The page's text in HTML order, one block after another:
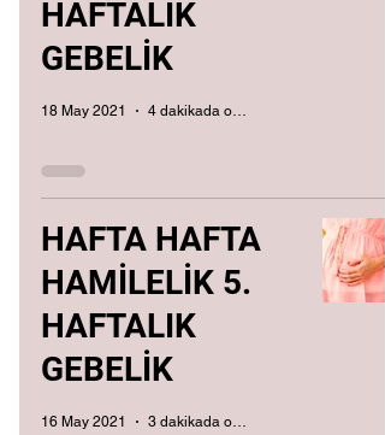
HAFTALIK
GEBELİK
18 May 2021 4 dakikada okunur
HAFTA HAFTA
HAMİLELİK 5.
HAFTALIK
GEBELİK
16 May 2021 3 dakikada okunur